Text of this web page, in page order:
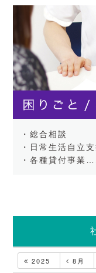
・総合相談
・日常生活自立支
・各種貸付事業
2025 8月